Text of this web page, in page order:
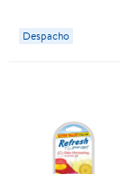
Despacho